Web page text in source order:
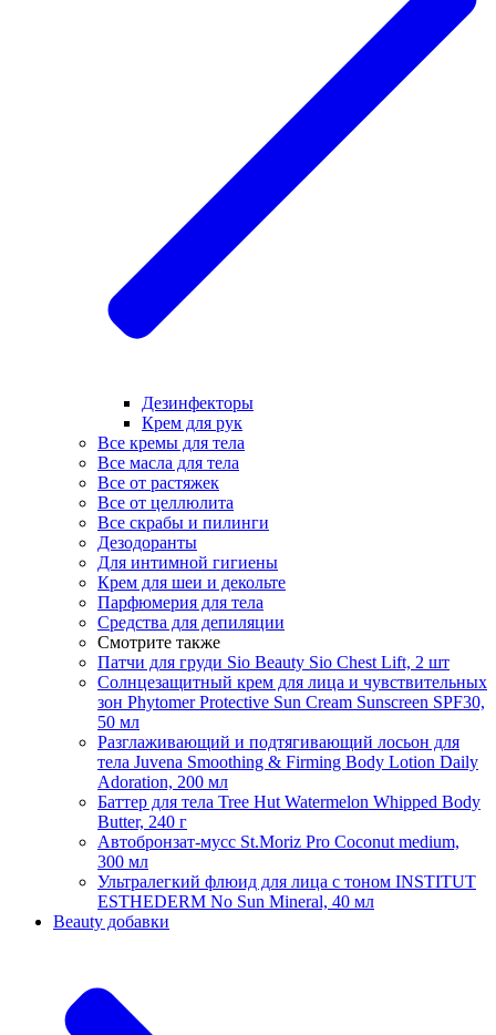
Дезинфекторы
Крем для рук
Все кремы для тела
Все масла для тела
Все от растяжек
Все от целлюлита
Все скрабы и пилинги
Дезодоранты
Для интимной гигиены
Крем для шеи и декольте
Парфюмерия для тела
Средства для депиляции
Смотрите также
Патчи для груди Sio Beauty Sio Chest Lift, 2 шт
Солнцезащитный крем для лица и чувствительных
зон Phytomer Protective Sun Cream Sunscreen SPF30,
50 мл
Разглаживающий и подтягивающий лосьон для
тела Juvena Smoothing & Firming Body Lotion Daily
Adoration, 200 мл
Баттер для тела Tree Hut Watermelon Whipped Body
Butter, 240 г
Автобронзат-мусс St.Moriz Pro Coconut medium,
300 мл
Ультралегкий флюид для лица с тоном INSTITUT
ESTHEDERM No Sun Mineral, 40 мл
Beauty добавки